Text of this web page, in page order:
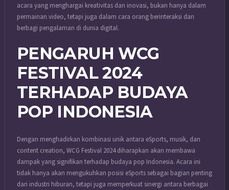
acara yang menghargai kreativitas dan inovasi, bukan hanya dalam
permainan video, tetapi juga dalam cara orang berinteraksi dan
berbagi pengalaman di dunia digital.
PENGARUH WCG
FESTIVAL 2024
TERHADAP BUDAYA
POP INDONESIA
Dengan menghadirkan kombinasi unik antara eSports, musik, dan
content creation, WCG Festival 2024 diharapkan akan membawa
dampak yang signifikan terhadap budaya pop Indonesia. Acara ini
tidak hanya akan mengukuhkan posisi eSports sebagai bagian penting
dari industri hiburan, tetapi juga memperkuat sinergi antara berbagai